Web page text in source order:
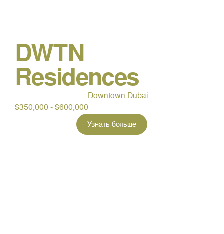
DWTN
Residences
Downtown Dubai
$350,000 - $600,000
Узнать больше